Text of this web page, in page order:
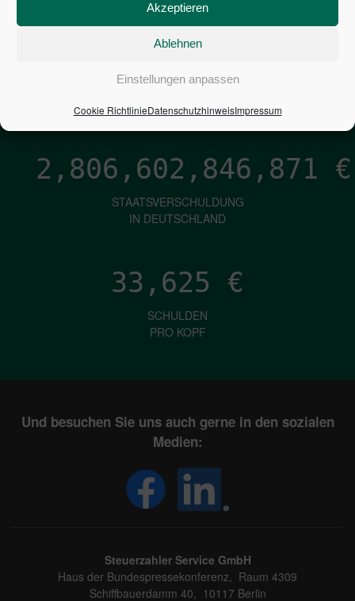
Akzeptieren
Ablehnen
Einstellungen anpassen
Cookie RichtlinieDatenschutzhinweisImpressum
1,601
ZINSEN
PRO SEKUNDE
2,806,602,848,154 €
STAATSVERSCHULDUNG
IN DEUTSCHLAND
33,625 €
SCHULDEN
PRO KOPF
Und besuchen Sie uns auch gerne in den sozialen
Medien:
Steuerzahler Service GmbH
Haus der Bundespressekonferenz, Raum 4309
Schiffbauerdamm 40, 10117 Berlin